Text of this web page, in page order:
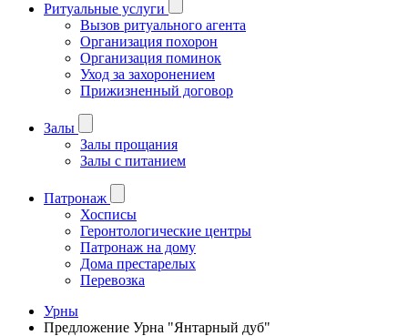
Ритуальные услуги
Вызов ритуального агента
Организация похорон
Организация поминок
Уход за захоронением
Прижизненный договор
Залы
Залы прощания
Залы с питанием
Патронаж
Хосписы
Геронтологические центры
Патронаж на дому
Дома престарелых
Перевозка
Урны
Предложение Урна "Янтарный дуб"